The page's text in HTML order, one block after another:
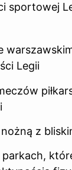
sportowej
Legii
nożną z